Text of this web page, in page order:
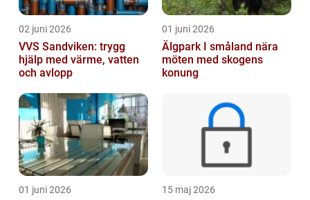
02 juni 2026
VVS Sandviken: trygg
hjälp med värme, vatten
och avlopp
01 juni 2026
Älgpark I småland nära
möten med skogens
konung
01 juni 2026 15 maj 2026